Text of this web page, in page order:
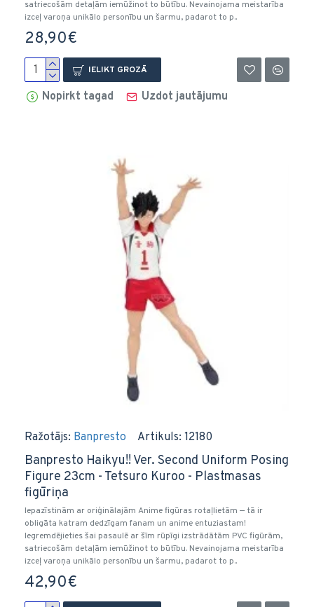
satriecošām detaļām iemūžinot to būtību. Nevainojama meistarība
izceļ varoņa unikālo personību un šarmu, padarot to p..
28,90€
IELIKT GROZĀ
Nopirkt tagad Uzdot jautājumu
Ražotājs: Banpresto Artikuls: 12180
Banpresto Haikyu!! Ver. Second Uniform Posing
Figure 23cm - Tetsuro Kuroo - Plastmasas
figūriņa
Iepazīstinām ar oriģinālajām Anime figūras rotaļlietām — tā ir
obligāta katram dedzīgam fanam un anime entuziastam!
Iegremdējieties šai pasaulē ar šīm rūpīgi izstrādātām PVC figūrām,
satriecošām detaļām iemūžinot to būtību. Nevainojama meistarība
izceļ varoņa unikālo personību un šarmu, padarot to p..
42,90€